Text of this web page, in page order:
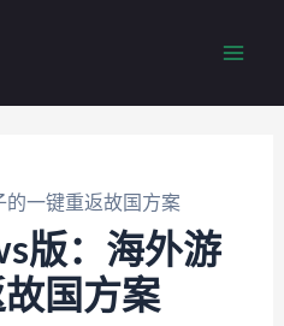
的一键重返故国方案
版：海外游
国方案